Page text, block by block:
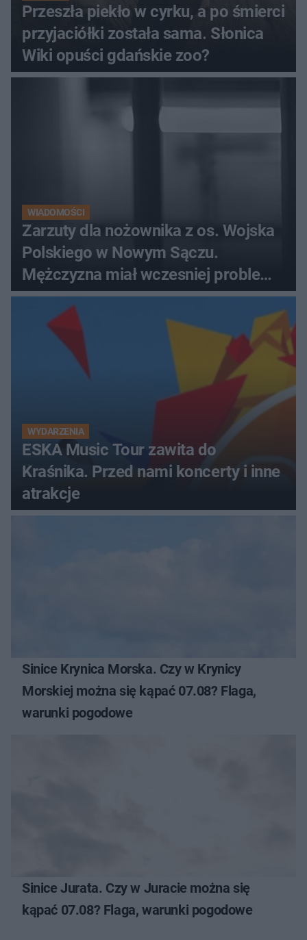
Przeszła piekło w cyrku, a po śmierci
przyjaciółki została sama. Słonica
Wiki opuści gdańskie zoo?
WIADOMOŚCI
Zarzuty dla nożownika z os. Wojska
Polskiego w Nowym Sączu.
Mężczyzna miał wczesniej problemy
z prawem
WYDARZENIA
ESKA Music Tour zawita do
Kraśnika. Przed nami koncerty i inne
atrakcje
Sinice Krynica Morska. Czy w Krynicy
Morskiej można się kąpać 07.08? Flaga,
warunki pogodowe
Sinice Jurata. Czy w Juracie można się
kąpać 07.08? Flaga, warunki pogodowe